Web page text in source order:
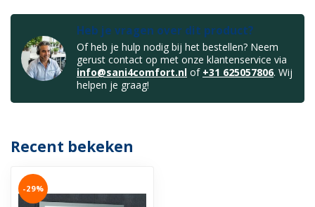
Heb je vragen over dit product?
Of heb je hulp nodig bij het bestellen? Neem
gerust contact op met onze klantenservice via
info@sani4comfort.nl of +31 625057806. Wij
helpen je graag!
Recent bekeken
-29%